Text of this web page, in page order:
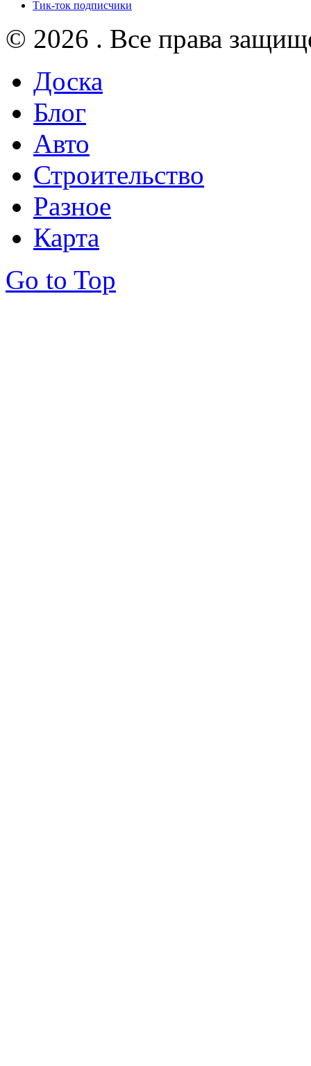
Тик-ток подписчики
© 2026 . Все права
Доска
Блог
Авто
Строительство
Разное
Карта
Go to Top